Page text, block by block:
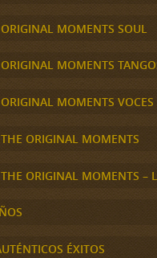
MOMENTS SOUL
MOMENTS
MOMENTS VOCES
ORIGINAL MOMENTS
ORIGINAL MOMENTS –
ÉXITOS